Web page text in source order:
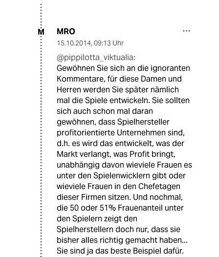
M MRO
15.10.2014, 09:13 Uhr
@pippilotta_viktualia:
Gewöhnen Sie sich an die ignoranten
Kommentare, für diese Damen und
Herren werden Sie später nämlich
mal die Spiele entwickeln. Sie sollten
sich auch schon mal daran
gewöhnen, dass Spielhersteller
profitorientierte Unternehmen sind,
d.h. es wird das entwickelt, was der
Markt verlangt, was Profit bringt,
unabhängig davon wieviele Frauen es
unter den Spielenwicklern gibt oder
wieviele Frauen in den Chefetagen
dieser Firmen sitzen. Und nochmal,
die 50 oder 51% Frauenanteil unter
den Spielern zeigt den
Spielherstellern doch nur, dass sie
bisher alles richtig gemacht haben...
Sie sind ja das beste Beispiel dafür.